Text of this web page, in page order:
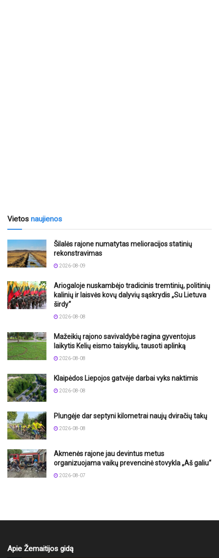
Vietos naujienos
Šilalės rajone numatytas melioracijos statinių
rekonstravimas
2026-08-09
Ariogaloje nuskambėjo tradicinis tremtinių, politinių
kalinių ir laisvės kovų dalyvių sąskrydis „Su Lietuva
širdy“
2026-08-08
Mažeikių rajono savivaldybė ragina gyventojus
laikytis Kelių eismo taisyklių, tausoti aplinką
2026-08-08
Klaipėdos Liepojos gatvėje darbai vyks naktimis
2026-08-08
Plungėje dar septyni kilometrai naujų dviračių takų
2026-08-08
Akmenės rajone jau devintus metus
organizuojama vaikų prevencinė stovykla „Aš galiu“
2026-08-07
Apie Žemaitijos gidą